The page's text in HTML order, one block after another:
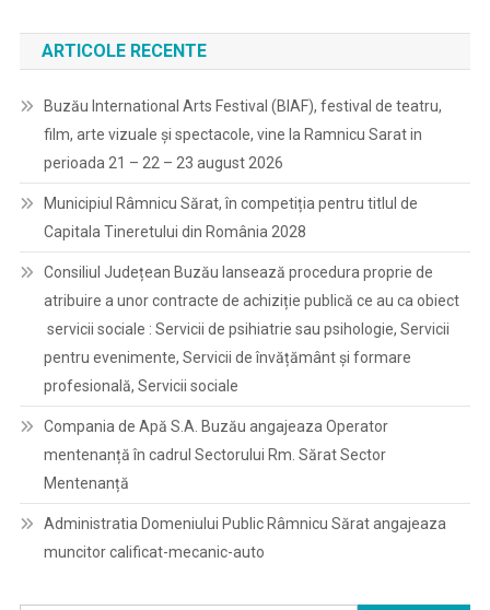
ARTICOLE RECENTE
Buzău International Arts Festival (BIAF), festival de teatru,
film, arte vizuale și spectacole, vine la Ramnicu Sarat in
perioada 21 – 22 – 23 august 2026
Municipiul Râmnicu Sărat, în competiția pentru titlul de
Capitala Tineretului din România 2028
Consiliul Județean Buzău lansează procedura proprie de
atribuire a unor contracte de achiziție publică ce au ca obiect
servicii sociale : Servicii de psihiatrie sau psihologie, Servicii
pentru evenimente, Servicii de învățământ și formare
profesională, Servicii sociale
Compania de Apă S.A. Buzău angajeaza Operator
mentenanță în cadrul Sectorului Rm. Sărat Sector
Mentenanță
Administratia Domeniului Public Râmnicu Sărat angajeaza
muncitor calificat-mecanic-auto